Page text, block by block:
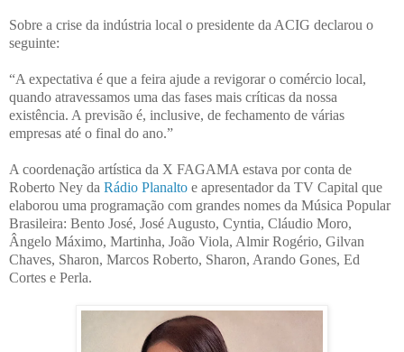
Sobre a crise da indústria local o presidente da ACIG declarou o
seguinte:
“A expectativa é que a feira ajude a revigorar o comércio local,
quando atravessamos uma das fases mais críticas da nossa
existência. A previsão é, inclusive, de fechamento de várias
empresas até o final do ano.”
A coordenação artística da X FAGAMA estava por conta de
Roberto Ney da Rádio Planalto e apresentador da TV Capital que
elaborou uma programação com grandes nomes da Música Popular
Brasileira: Bento José, José Augusto, Cyntia, Cláudio Moro,
Ângelo Máximo, Martinha, João Viola, Almir Rogério, Gilvan
Chaves, Sharon, Marcos Roberto, Sharon, Arando Gones, Ed
Cortes e Perla.